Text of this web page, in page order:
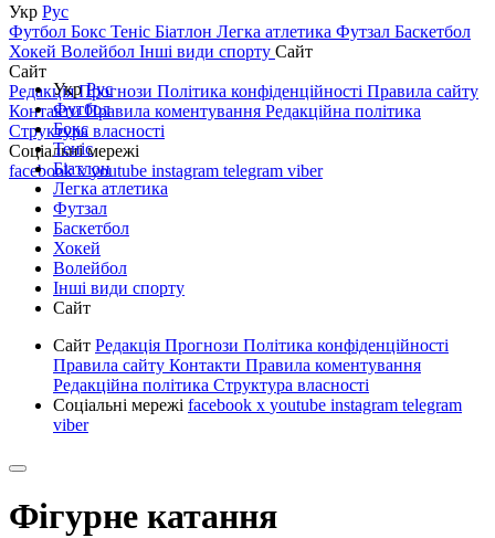
Укр Рус
Футбол Бокс Теніс Біатлон Легка атлетика Футзал Баскетбол
Хокей Волейбол Інші види спорту Сайт
Сайт
РедакціяПрогнози Політика конфіденційності Правила сайту
КонтактиПравила коментування Редакційна політика
Структура власності
Соціальні мережі
facebookxyoutube instagram telegram viber
УкрРус
Футбол
Бокс
Теніс
Біатлон
Легка атлетика
Футзал
Баскетбол
Хокей
Волейбол
Інші види спорту
Сайт
Сайт Редакція Прогнози Політика конфіденційності
Правила сайту Контакти Правила коментування
Редакційна політика Структура власності
Соціальні мережі facebook x youtube instagram telegram
viber
Фігурне катання